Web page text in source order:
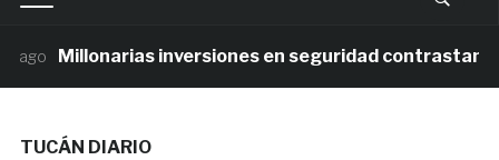
Millonarias inversiones en seguridad contrastan con
TUCÁN DIARIO